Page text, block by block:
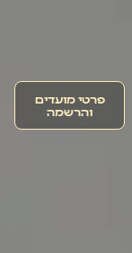
פרטי מועדים
והרשמה